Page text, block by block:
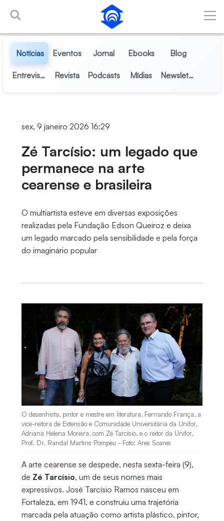
Pular para o Conteúdo principal
Notícias Eventos Jornal Ebooks Blog
Entrevistas Revista Podcasts Mídias Newsletter
sex, 9 janeiro 2026 16:29
Zé Tarcísio: um legado que
permanece na arte
cearense e brasileira
O multiartista esteve em diversas exposições
realizadas pela Fundação Edson Queiroz e deixa
um legado marcado pela sensibilidade e pela força
do imaginário popular
O desenhista, pintor e mestre em literatura, Fernando França, a
vice-reitora de Extensão e Comunidade Universitária da Unifor,
Adriana Helena Moreira, com Zé Tarcísio, e o reitor da Unifor,
Prof. Dr. Randal Martins Pompeu - Foto: Ares Soares
A arte cearense se despede, nesta sexta-feira (9),
de Zé Tarcísio, um de seus nomes mais
expressivos. José Tarcísio Ramos nasceu em
Fortaleza, em 1941, e construiu uma trajetória
marcada pela atuação como artista plástico, pintor,